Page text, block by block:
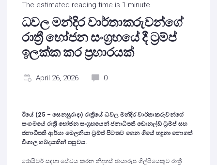
The estimated reading time is 1 minute
ධවල මන්දිර වාර්තාකරුවන්ගේ
රාත්‍රී භෝජන සංග්‍රහයේ දී ට්‍රම්ප්
ඉලක්ක කර ප්‍රහාරයක්
April 26, 2026 0
ඊයේ (25 – සෙනසුරාදා) රාත්‍රියේ ධවල මන්දිර වාර්තාකරුවන්ගේ
සංගමයේ රාත්‍රී භෝජන සංග්‍රහයෙන් ජනාධිපති ඩොනල්ඩ් ට්‍රම්ප් සහ
ජනාධිපති ආර්යා මෙලනියා ට්‍රම්ප් පිටතට ගෙන ගියේ හඳුනා නොගත්
විශාල ශබ්දයකින් පසුවය.
රොයිටර් සඳහා සේවය කරන නිදහස් ඡායාරූප ශිල්පියෙකුට රාත්‍රී